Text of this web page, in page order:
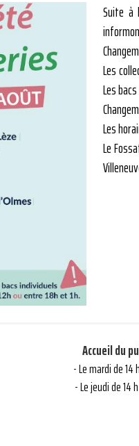
Suite à
Les
Les
Les
Le
Accueil du
- Le mardi de 14
- Le jeudi de 14